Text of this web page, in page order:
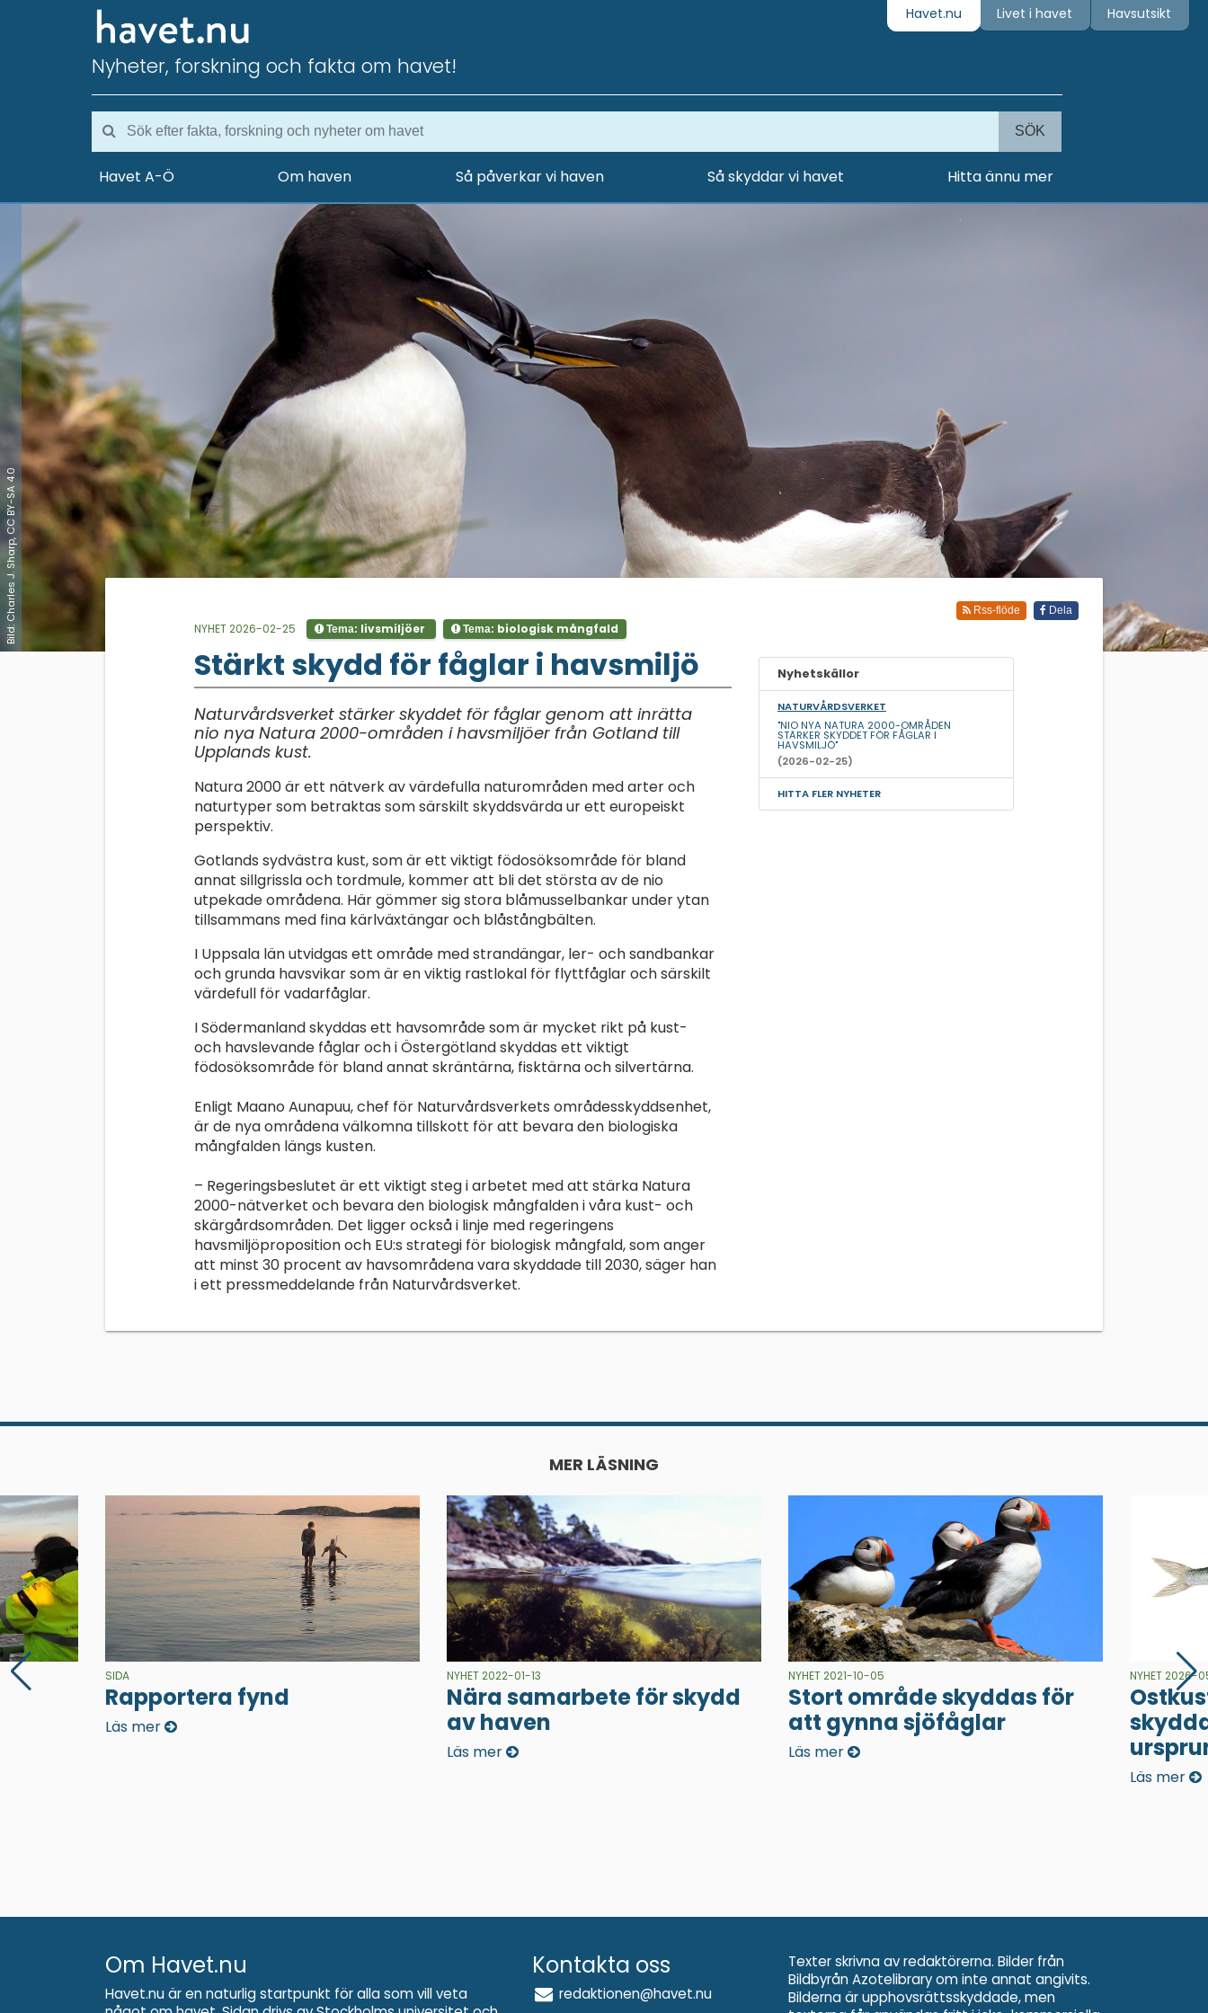
Havet.nu Livet i havet Havsutsikt
Nyheter, forskning och fakta om havet!
SÖK
Havet A-Ö Om haven Så påverkar vi haven Så skyddar vi havet Hitta ännu mer
Bild: Charles J. Sharp, CC BY-SA 4.0 Dela
Rss-flöde
NYHET 2026-02-25 Tema: livsmiljöer Tema: biologisk mångfald
Stärkt skydd för fåglar i havsmiljö
Naturvårdsverket stärker skyddet för fåglar genom att inrätta
nio nya Natura 2000-områden i havsmiljöer från Gotland till
Upplands kust.
Natura 2000 är ett nätverk av värdefulla naturområden med arter och
naturtyper som betraktas som särskilt skyddsvärda ur ett europeiskt
perspektiv.
Gotlands sydvästra kust, som är ett viktigt födosöksområde för bland
annat sillgrissla och tordmule, kommer att bli det största av de nio
utpekade områdena. Här gömmer sig stora blåmusselbankar under ytan
tillsammans med fina kärlväxtängar och blåstångbälten.
I Uppsala län utvidgas ett område med strandängar, ler- och sandbankar
och grunda havsvikar som är en viktig rastlokal för flyttfåglar och särskilt
värdefull för vadarfåglar.
I Södermanland skyddas ett havsområde som är mycket rikt på kust-
och havslevande fåglar och i Östergötland skyddas ett viktigt
födosöksområde för bland annat skräntärna, fisktärna och silvertärna.
Enligt Maano Aunapuu, chef för Naturvårdsverkets områdesskyddsenhet,
är de nya områdena välkomna tillskott för att bevara den biologiska
mångfalden längs kusten.
– Regeringsbeslutet är ett viktigt steg i arbetet med att stärka Natura
2000-nätverket och bevara den biologisk mångfalden i våra kust- och
skärgårdsområden. Det ligger också i linje med regeringens
havsmiljöproposition och EU:s strategi för biologisk mångfald, som anger
att minst 30 procent av havsområdena vara skyddade till 2030, säger han
i ett pressmeddelande från Naturvårdsverket.
Nyhetskällor
NATURVÅRDSVERKET
"NIO NYA NATURA 2000-OMRÅDEN
STÄRKER SKYDDET FÖR FÅGLAR I
HAVSMILJÖ"
(2026-02-25)
HITTA FLER NYHETER
MER LÄSNING
SIDA
Rapportera fynd
Läs mer
NYHET 2022-01-13
Nära samarbete för skydd
av haven
Läs mer
NYHET 2021-10-05
Stort område skyddas för
att gynna sjöfåglar
Läs mer
NYHET 2026-
Läs mer
Om Havet.nu
Havet.nu är en naturlig startpunkt för alla som vill veta
Kontakta oss
redaktionen@havet.nu
Texter skrivna av redaktörerna. Bilder från
Bildbyrån Azotelibrary om inte annat angivits.
Bilderna är upphovsrättsskyddade, men